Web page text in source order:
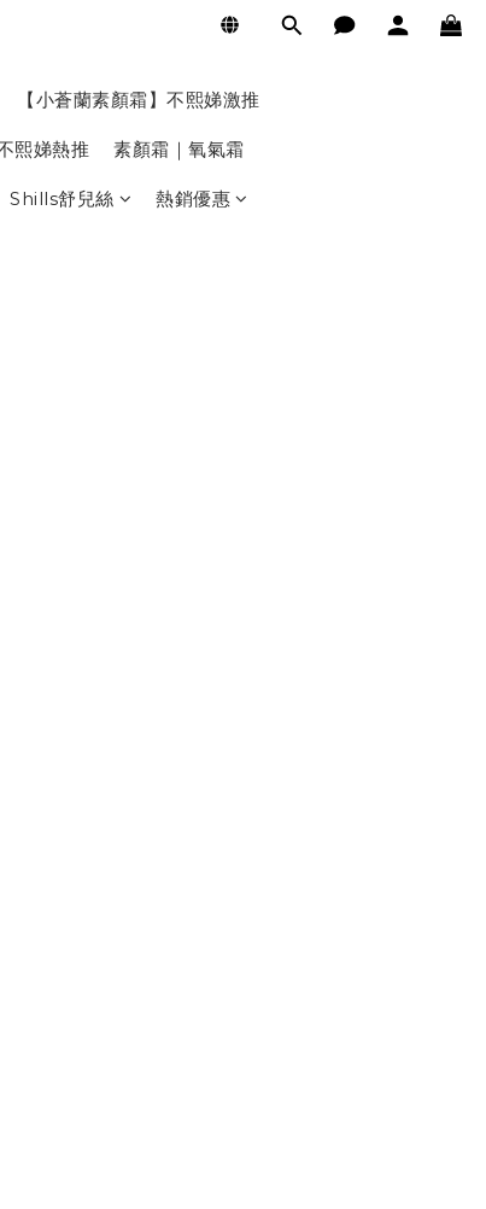
【小蒼蘭素顏霜】不熙娣激推
熙娣熱推 素顏霜｜氧氣霜
Shills舒兒絲 熱銷優惠